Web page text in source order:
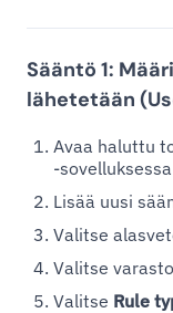
Sääntö 1:
lähetetään
Avaa haluttu
-sovelluksessa
Lisää uusi
Valitse
Valitse
Valitse Rule